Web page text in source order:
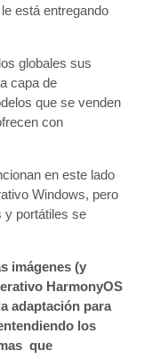
está entregando
globales sus
capa de
que se venden
con
en este lado
Windows, pero
y portátiles se
imágenes (y
HarmonyOS
adaptación para
los
que